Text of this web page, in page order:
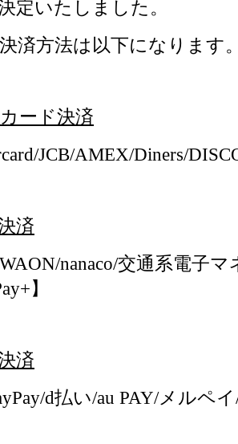
定いたしました。
済方法は以下になります
ード決済
JCB/AMEX/Diners/
済
nanaco/交通系電子
】
済
d払い/au PAY/メルペ